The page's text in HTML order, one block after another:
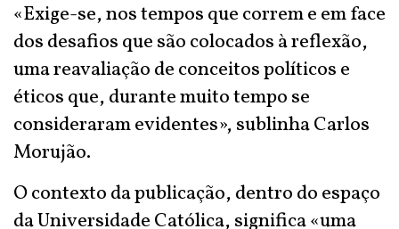
«Exige-se, nos tempos que correm e em face
dos desafios que são colocados à reflexão,
uma reavaliação de conceitos políticos e
éticos que, durante muito tempo se
consideraram evidentes», sublinha Carlos
Morujão.
O contexto da publicação, dentro do espaço
da Universidade Católica, significa «uma